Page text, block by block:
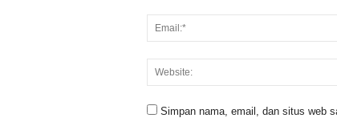
Simpan nama, email, dan situs web